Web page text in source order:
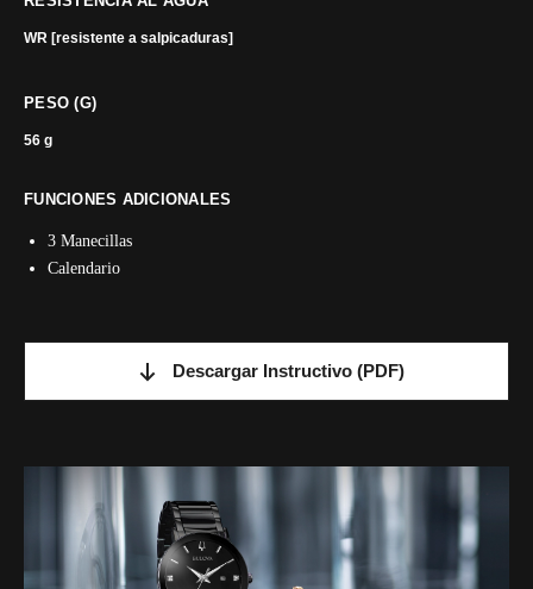
WR [resistente a salpicaduras]
PESO (G)
56 g
FUNCIONES ADICIONALES
3 Manecillas
Calendario
Descargar Instructivo (PDF)